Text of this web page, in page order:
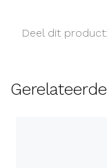
Deel dit product: